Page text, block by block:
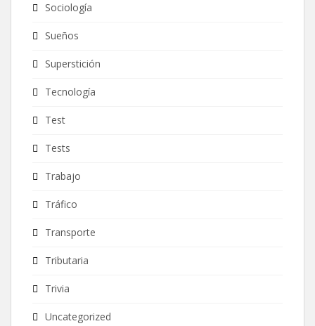
Sociología
Sueños
Superstición
Tecnología
Test
Tests
Trabajo
Tráfico
Transporte
Tributaria
Trivia
Uncategorized